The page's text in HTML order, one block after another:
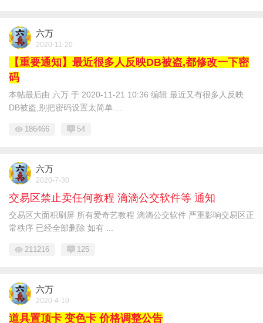
六万
2020-11-20
【重要通知】最近很多人反映DB被盗,都修改一下密
码
本帖最后由 六万 于 2020-11-21 10:36 编辑 最近又有很多人反映
DB被盗,别把密码设置太简单 ...
186466 54
六万
2020-7-30
交易区禁止卖任何教程 滴滴公交软件等 通知
交易区大面积刷屏 所有爱奇艺教程 滴滴公交软件 严重影响交易区正
常秩序 已经全部删除 如有 ...
211216 125
六万
2020-4-10
道具置顶卡 变色卡 价格调整公告